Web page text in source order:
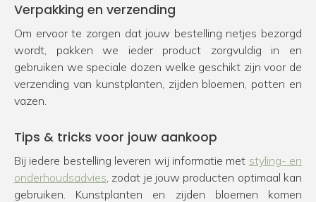
Verpakking en verzending
Om ervoor te zorgen dat jouw bestelling netjes bezorgd
wordt, pakken we ieder product zorgvuldig in en
gebruiken we speciale dozen welke geschikt zijn voor de
verzending van kunstplanten, zijden bloemen, potten en
vazen.
Tips & tricks voor jouw aankoop
Bij iedere bestelling leveren wij informatie met styling- en
onderhoudsadvies , zodat je jouw producten optimaal kan
gebruiken. Kunstplanten en zijden bloemen komen